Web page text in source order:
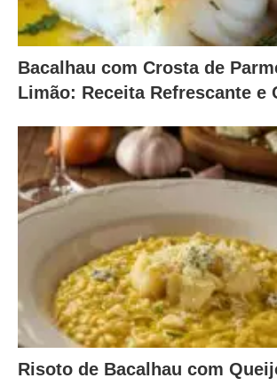
Bacalhau com Crosta de
Limão: Receita Refrescante e
Risoto de Bacalhau com